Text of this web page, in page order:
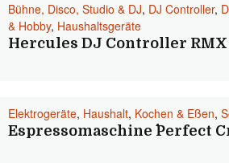
Bühne, Disco, Studio & DJ, DJ Controller,
& Hobby, Haushaltsgeräte
Hercules DJ Controller RMX
Elektrogeräte, Haushalt, Kochen & Eßen,
Espressomaschine ´´Perfect